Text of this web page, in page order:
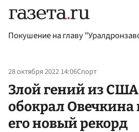
Покушение на главу
28 октября 2022 14:06Спорт
Злой гений из США
обокрал Овечкина
его новый рекорд